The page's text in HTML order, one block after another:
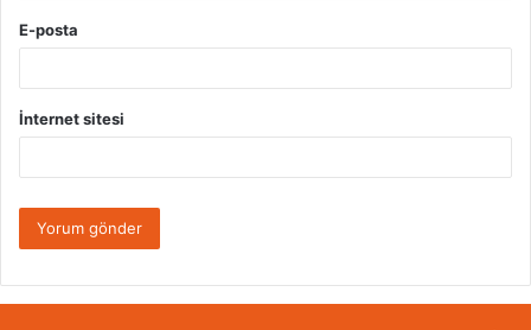
E-posta
İnternet sitesi